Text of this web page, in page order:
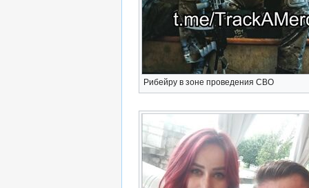
Рибейру в зоне проведения СВО